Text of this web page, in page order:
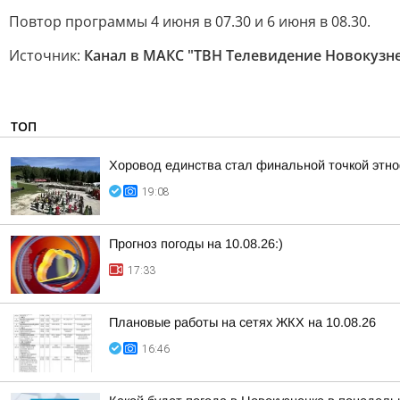
Повтор программы 4 июня в 07.30 и 6 июня в 08.30.
Источник: Канал в МАКС "ТВН Телевидение
ТОП
Хоровод единства стал финальной точкой
19:08
Прогноз погоды на 10.08.26:)
17:33
Плановые работы на сетях ЖКХ на 10.08.26
16:46